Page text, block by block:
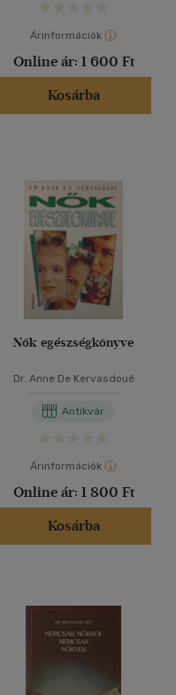
Árinformációk
Online ár: 1 600 Ft
Kosárba
Nők egészségkönyve
Dr. Anne De Kervasdoué
Antikvár
Árinformációk
Online ár: 1 800 Ft
Kosárba